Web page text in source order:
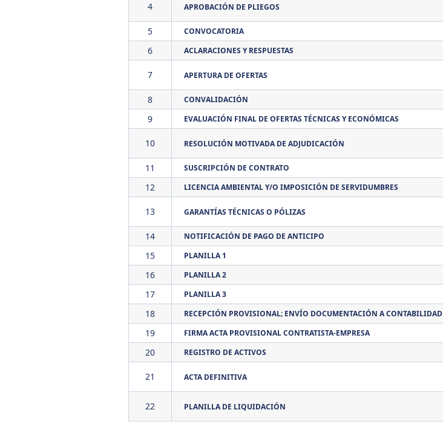
4 APROBACIÓN DE PLIEGOS
5 CONVOCATORIA
6 ACLARACIONES Y RESPUESTAS
7 APERTURA DE OFERTAS
8 CONVALIDACIÓN
9 EVALUACIÓN FINAL DE OFERTAS TÉCNICAS Y ECONÓMICAS
10 RESOLUCIÓN MOTIVADA DE ADJUDICACIÓN
11 SUSCRIPCIÓN DE CONTRATO
12 LICENCIA AMBIENTAL Y/O IMPOSICIÓN DE SERVIDUMBRES
13 GARANTÍAS TÉCNICAS O PÓLIZAS
14 NOTIFICACIÓN DE PAGO DE ANTICIPO
15 PLANILLA 1
16 PLANILLA 2
17 PLANILLA 3
18 RECEPCIÓN PROVISIONAL; ENVÍO DOCUMENTACIÓN A CONTABILIDAD
19 FIRMA ACTA PROVISIONAL CONTRATISTA-EMPRESA
20 REGISTRO DE ACTIVOS
21 ACTA DEFINITIVA
22 PLANILLA DE LIQUIDACIÓN